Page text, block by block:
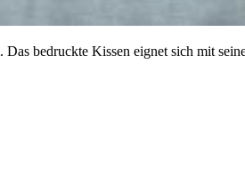
bedruckte Kissen eignet sich mit